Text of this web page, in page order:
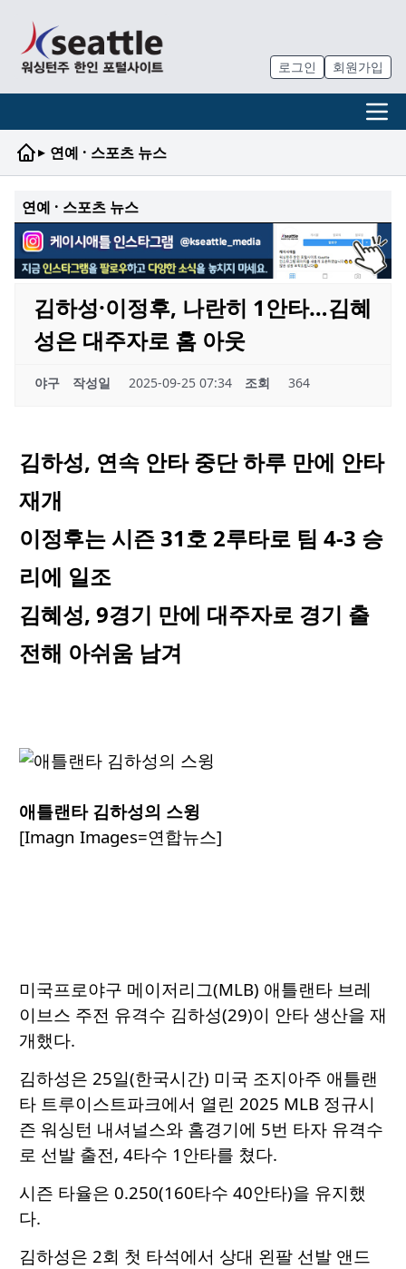
로그인 회원가입
▸ 연예 · 스포츠 뉴스
연예 · 스포츠 뉴스
김하성·이정후, 나란히 1안타…김혜
성은 대주자로 홈 아웃
야구 작성일 2025-09-25 07:34 조회 364
김하성, 연속 안타 중단 하루 만에 안타
재개
이정후는 시즌 31호 2루타로 팀 4-3 승
리에 일조
김혜성, 9경기 만에 대주자로 경기 출
전해 아쉬움 남겨
애틀랜타 김하성의 스윙
[Imagn Images=연합뉴스]
미국프로야구 메이저리그(MLB) 애틀랜타 브레
이브스 주전 유격수 김하성(29)이 안타 생산을 재
개했다.
김하성은 25일(한국시간) 미국 조지아주 애틀랜
타 트루이스트파크에서 열린 2025 MLB 정규시
즌 워싱턴 내셔널스와 홈경기에 5번 타자 유격수
로 선발 출전, 4타수 1안타를 쳤다.
시즌 타율은 0.250(160타수 40안타)을 유지했
다.
김하성은 2회 첫 타석에서 상대 왼팔 선발 앤드